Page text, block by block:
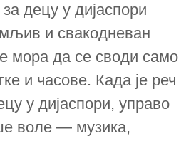
децу у дијаспори
и свакодневан
мора да се своди само
и часове. Када је реч
у дијаспори, управо
воле — музика,